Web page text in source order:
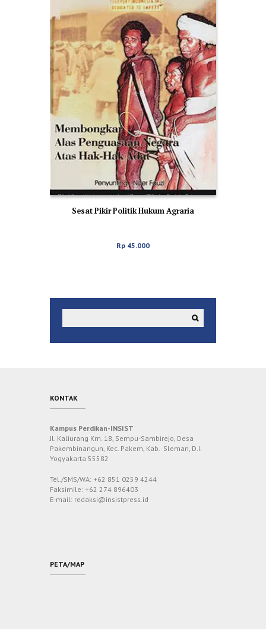
Sesat Pikir Politik Hukum Agraria
Rp 45.000
KONTAK
Kampus Perdikan-INSIST
Jl. Kaliurang Km. 18, Sempu-Sambirejo, Desa
Pakembinangun, Kec. Pakem, Kab. Sleman, D.I.
Yogyakarta 55582
Tel./SMS/WA: +62 851 0259 4244
Faksimile: +62 274 896403
E-mail: redaksi@insistpress.id
PETA/MAP